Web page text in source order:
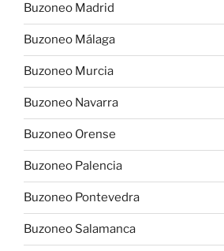
Buzoneo Madrid
Buzoneo Málaga
Buzoneo Murcia
Buzoneo Navarra
Buzoneo Orense
Buzoneo Palencia
Buzoneo Pontevedra
Buzoneo Salamanca